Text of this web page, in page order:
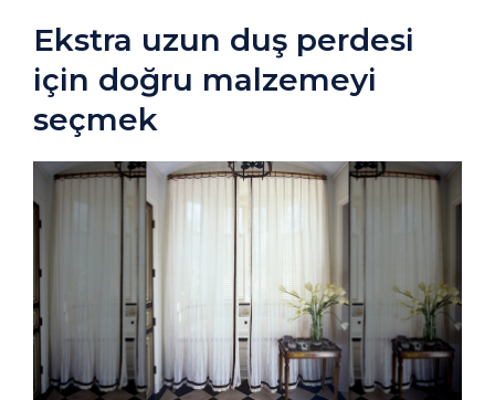
Ekstra uzun duş perdesi
için doğru malzemeyi
seçmek